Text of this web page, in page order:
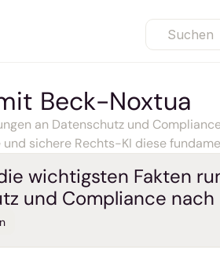
Suchen
Beck-Noxtua
an Datenschutz und
sichere Rechts-KI diese
wichtigsten Fakten
und Compliance nach